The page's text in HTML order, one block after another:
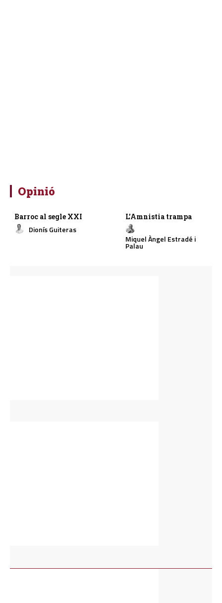
Opinió
Barroc al segle XXI
Dionís Guiteras
L’Amnistia trampa
Miquel Àngel Estradé i
Palau